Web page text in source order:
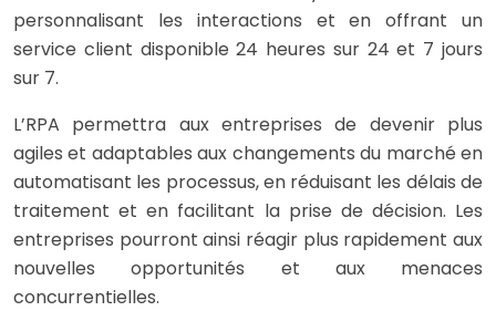
personnalisant les interactions et en offrant un
service client disponible 24 heures sur 24 et 7 jours
sur 7.
L’RPA permettra aux entreprises de devenir plus
agiles et adaptables aux changements du marché en
automatisant les processus, en réduisant les délais de
traitement et en facilitant la prise de décision. Les
entreprises pourront ainsi réagir plus rapidement aux
nouvelles opportunités et aux menaces
concurrentielles.